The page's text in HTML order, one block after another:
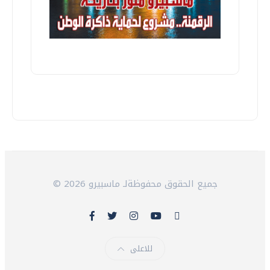
© 2026 جميع الحقوق محفوظةلـ ماسبيرو
للاعلى